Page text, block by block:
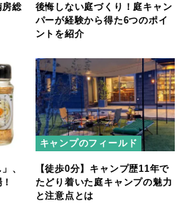
房総
後悔しない庭づくり！庭キャン
パーが経験から得た6つのポイ
ントを紹介
、
キャンプのフィールド
【徒歩0分】キャンプ歴11年で
たどり着いた庭キャンプの魅力
と注意点とは